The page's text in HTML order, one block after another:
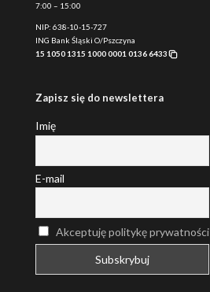
7:00 – 15:00
NIP: 638-10-15-727
ING Bank Śląski O/Pszczyna
15 1050 1315 1000 0001 0136 6433
Zapisz się do newslettera
Imię
E-mail
Akceptuję politykę prywatności